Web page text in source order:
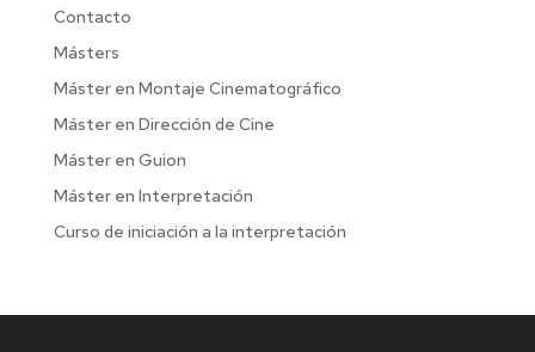
Contacto
Másters
Máster en Montaje Cinematográfico
Máster en Dirección de Cine
Máster en Guion
Máster en Interpretación
Curso de iniciación a la interpretación